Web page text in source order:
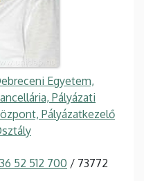
Egyetem,
Pályázati
Pályázatkezelő
52 512 700 / 73772